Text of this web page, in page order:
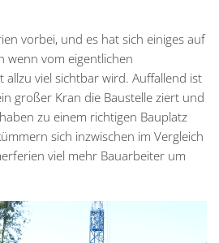
vorbei, und es hat sich einiges auf
wenn vom eigentlichen
viel sichtbar wird. Auffallend ist
großer Kran die Baustelle ziert und
zu einem richtigen Bauplatz
sich inzwischen im Vergleich
viel mehr Bauarbeiter um